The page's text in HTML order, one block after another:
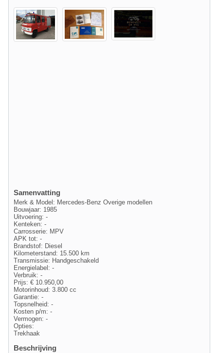
Samenvatting
Merk & Model: Mercedes-Benz Overige modellen
Bouwjaar: 1985
Uitvoering: -
Kenteken: -
Carrosserie: MPV
APK tot: -
Brandstof: Diesel
Kilometerstand: 15.500 km
Transmissie: Handgeschakeld
Energielabel: -
Verbruik: -
Prijs: € 10.950,00
Motorinhoud: 3.800 cc
Garantie: -
Topsnelheid: -
Kosten p/m: -
Vermogen: -
Opties:
Trekhaak
Beschrijving